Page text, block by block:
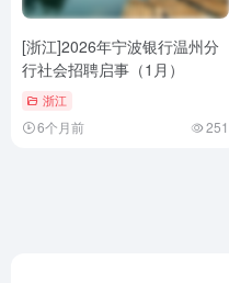
[浙江]2026年宁波银行温州分
行社会招聘启事（1月）
浙江
6个月前 251